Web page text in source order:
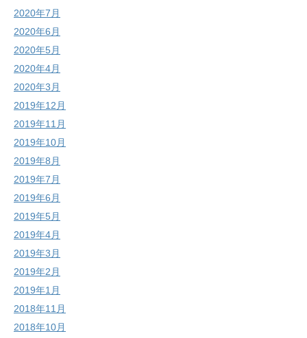
2020年7月
2020年6月
2020年5月
2020年4月
2020年3月
2019年12月
2019年11月
2019年10月
2019年8月
2019年7月
2019年6月
2019年5月
2019年4月
2019年3月
2019年2月
2019年1月
2018年11月
2018年10月